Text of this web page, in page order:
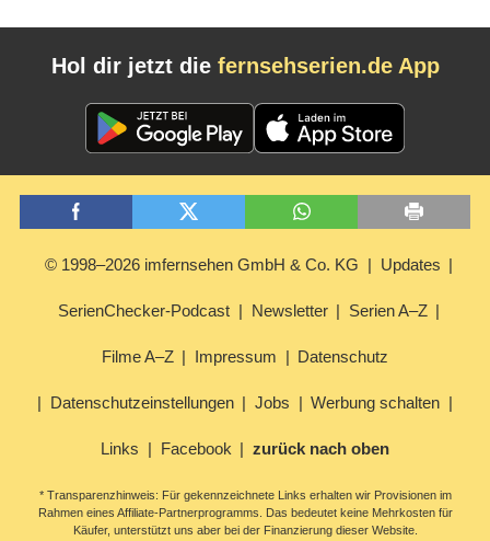
Hol dir jetzt die fernsehserien.de App
© 1998–2026 imfernsehen GmbH & Co. KG Updates
SerienChecker-Podcast Newsletter Serien A–Z
Filme A–Z Impressum Datenschutz
Datenschutzeinstellungen Jobs Werbung schalten
Links Facebook zurück nach oben
* Transparenzhinweis: Für gekennzeichnete Links erhalten wir Provisionen im
Rahmen eines Affiliate-Partnerprogramms. Das bedeutet keine Mehrkosten für
Käufer, unterstützt uns aber bei der Finanzierung dieser Website.